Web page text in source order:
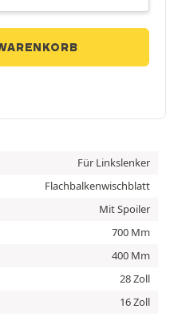
Für Linkslenker
Flachbalkenwischblatt
Mit Spoiler
700 Mm
400 Mm
28 Zoll
16 Zoll